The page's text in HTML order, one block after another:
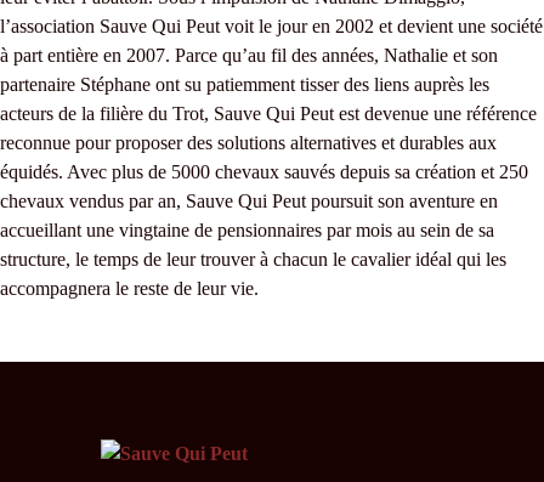
l’association Sauve Qui Peut voit le jour en 2002 et devient une société
à part entière en 2007. Parce qu’au fil des années, Nathalie et son
partenaire Stéphane ont su patiemment tisser des liens auprès les
acteurs de la filière du Trot, Sauve Qui Peut est devenue une référence
reconnue pour proposer des solutions alternatives et durables aux
équidés. Avec plus de 5000 chevaux sauvés depuis sa création et 250
chevaux vendus par an, Sauve Qui Peut poursuit son aventure en
accueillant une vingtaine de pensionnaires par mois au sein de sa
structure, le temps de leur trouver à chacun le cavalier idéal qui les
accompagnera le reste de leur vie.